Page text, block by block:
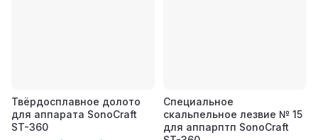
Твёрдосплавное долото
для аппарата SonoCraft
ST-360
Специальное
скальпельное лезвие № 15
для аппарптп SonoCraft